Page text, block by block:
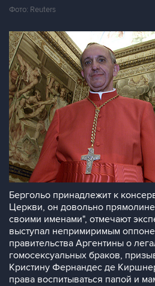
Фото: Reuters
Бергольо принадлежит к
Церкви, он довольно
своими именами", отмечают
выступал непримиримым
правительства Аргентины о
гомосексуальных браков,
Кристину Фернандес де
права воспитываться папой и